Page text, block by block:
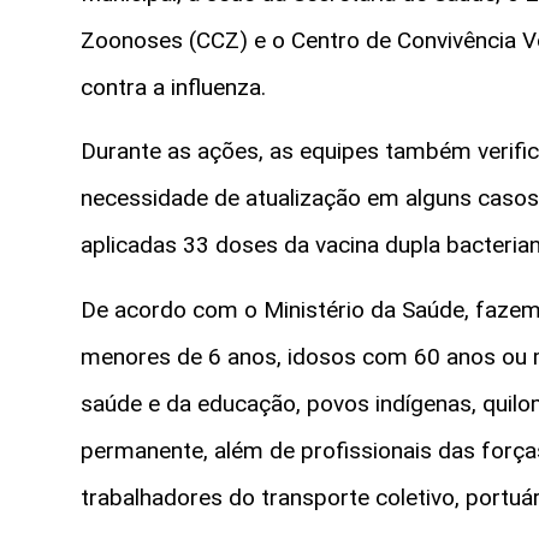
Zoonoses (CCZ) e o Centro de
contra a influenza.
Durante as ações, as equipes também
necessidade de atualização em alguns
aplicadas 33 doses da vacina dupla
De acordo com o Ministério da Saúde,
menores de 6 anos, idosos com 60 anos
saúde e da educação, povos indígenas,
permanente, além de profissionais das
trabalhadores do transporte coletivo,